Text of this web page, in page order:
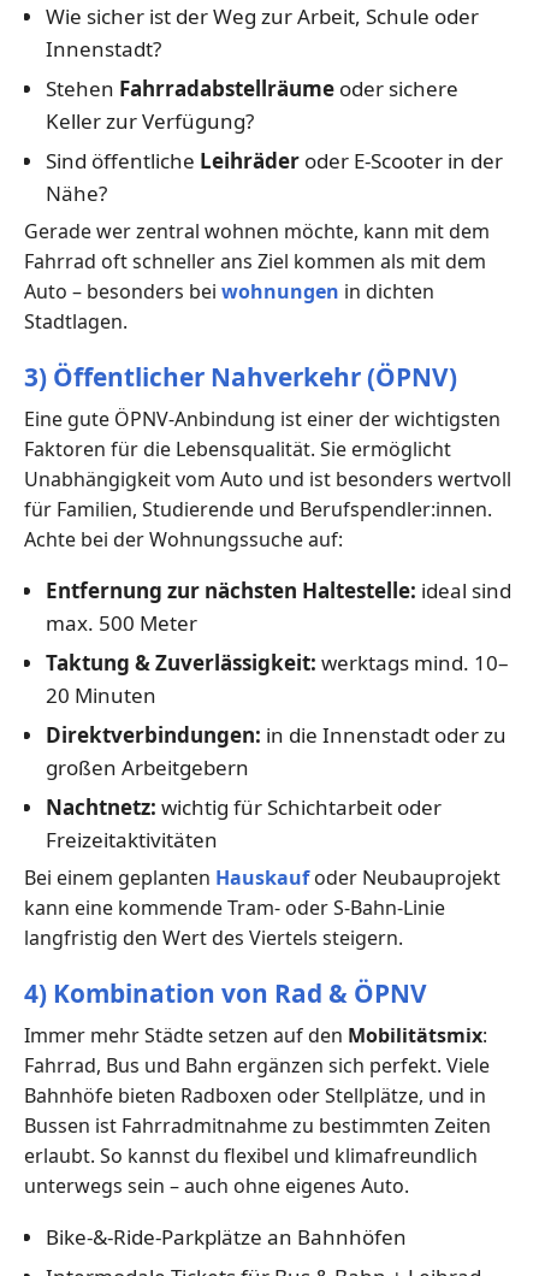
Wie sicher ist der Weg zur Arbeit, Schule oder
Innenstadt?
Stehen Fahrradabstellräumeoder sichere
Keller zur Verfügung?
Sind öffentliche Leihräderoder E-Scooter in der
Nähe?
Gerade wer zentral wohnen möchte, kann mit dem
Fahrrad oft schneller ans Ziel kommen als mit dem
Auto – besonders bei wohnungen in dichten
Stadtlagen.
3) Öffentlicher Nahverkehr (ÖPNV)
Eine gute ÖPNV-Anbindung ist einer der wichtigsten
Faktoren für die Lebensqualität. Sie ermöglicht
Unabhängigkeit vom Auto und ist besonders wertvoll
für Familien, Studierende und Berufspendler:innen.
Achte bei der Wohnungssuche auf:
Entfernung zur nächsten Haltestelle: ideal sind
max. 500 Meter
Taktung & Zuverlässigkeit: werktags mind. 10–
20 Minuten
Direktverbindungen: in die Innenstadt oder zu
großen Arbeitgebern
Nachtnetz: wichtig für Schichtarbeit oder
Freizeitaktivitäten
Bei einem geplanten Hauskaufoder Neubauprojekt
kann eine kommende Tram- oder S-Bahn-Linie
langfristig den Wert des Viertels steigern.
4) Kombination von Rad & ÖPNV
Immer mehr Städte setzen auf den Mobilitätsmix:
Fahrrad, Bus und Bahn ergänzen sich perfekt. Viele
Bahnhöfe bieten Radboxen oder Stellplätze, und in
Bussen ist Fahrradmitnahme zu bestimmten Zeiten
erlaubt. So kannst du flexibel und klimafreundlich
unterwegs sein – auch ohne eigenes Auto.
Bike-&-Ride-Parkplätze an Bahnhöfen